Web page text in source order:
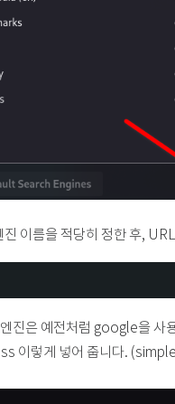
이름을 적당히 정한 후, URL
진은 예전처럼 google을
이렇게 넣어 줍니다.